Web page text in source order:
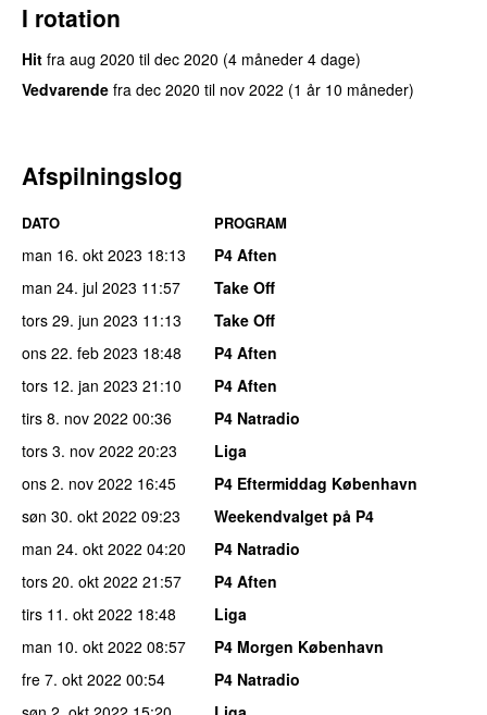
I rotation
Hit fra aug 2020 til dec 2020 (4 måneder 4 dage)
Vedvarende fra dec 2020 til nov 2022 (1 år 10 måneder)
Afspilningslog
DATO PROGRAM
man 16. okt 2023 18:13
P4 Aften
man 24. jul 2023 11:57
Take Off
tors 29. jun 2023 11:13
Take Off
ons 22. feb 2023 18:48
P4 Aften
tors 12. jan 2023 21:10
P4 Aften
tirs 8. nov 2022 00:36
P4 Natradio
tors 3. nov 2022 20:23
Liga
ons 2. nov 2022 16:45
P4 Eftermiddag København
søn 30. okt 2022 09:23
Weekendvalget på P4
man 24. okt 2022 04:20
P4 Natradio
tors 20. okt 2022 21:57
P4 Aften
tirs 11. okt 2022 18:48
Liga
man 10. okt 2022 08:57
P4 Morgen København
fre 7. okt 2022 00:54
P4 Natradio